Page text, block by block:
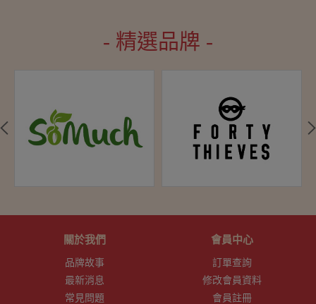
- 精選品牌 -
關於我們
品牌故事
最新消息
常見問題
會員中心
訂單查詢
修改會員資料
會員註冊